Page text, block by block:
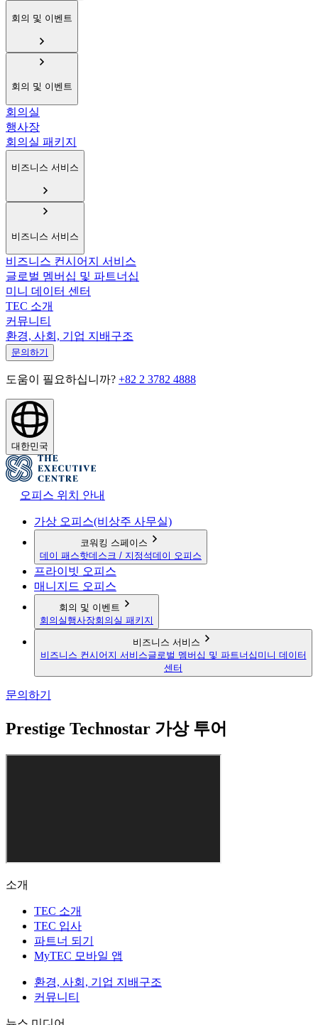
회의 및 이벤트
회의 및 이벤트
회의실
행사장
회의실 패키지
비즈니스 서비스
비즈니스 서비스
비즈니스 컨시어지 서비스
글로벌 멤버십 및 파트너십
미니 데이터 센터
TEC 소개
커뮤니티
환경, 사회, 기업 지배구조
문의하기
도움이 필요하십니까? +82 2 3782 4888
대한민국
오피스 위치 안내
가상 오피스(비상주 사무실)
코워킹 스페이스
데이 패스핫데스크 / 지정석데이 오피스
프라이빗 오피스
매니지드 오피스
회의 및 이벤트
회의실행사장회의실 패키지
비즈니스 서비스
비즈니스 컨시어지 서비스글로벌 멤버십 및 파트너십 미니 데이터
센터
문의하기
Prestige Technostar 가상 투어
소개
TEC 소개
TEC 입사
파트너 되기
MyTEC 모바일 앱
환경, 사회, 기업 지배구조
커뮤니티